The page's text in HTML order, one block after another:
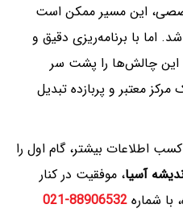
این مسیر ممکن است
اما با برنامه‌ریزی دقیق و
این چالش‌ها را پشت سر
معتبر و پربازده تبدیل
اطلاعات بیشتر، گام اول را
آسیا، موفقیت در کنار
شماره 88906532-021